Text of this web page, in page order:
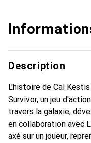
Description
L'histoire de Cal
Survivor, un jeu
travers la galaxie,
en collaboration avec
axé sur un joueur,